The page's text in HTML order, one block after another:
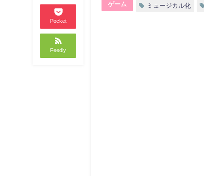
Pocket
Feedly
ゲーム ミュージカル化